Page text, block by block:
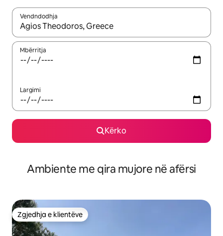
Vendndodhja
Kur rezultatet të jenë të disponueshme, lëviz me butonat e
Mbërritja
Largimi
Kërko
Ambiente me qira mujore në afërsi
Zgjedhja e klientëve
Zgjedhja e klientëve